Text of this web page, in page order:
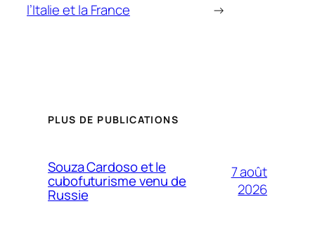
l’Italie et la France
→
PLUS DE PUBLICATIONS
Souza Cardoso et le
cubofuturisme venu de
Russie
7 août
2026